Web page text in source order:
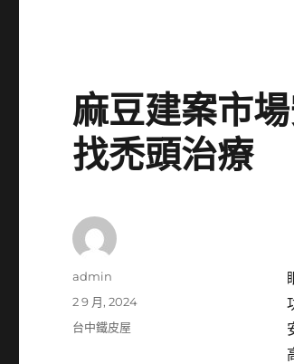
麻豆建案市
找禿頭治療
作
admin
發
佈
2 9 月, 2024
分
台中鐵皮屋